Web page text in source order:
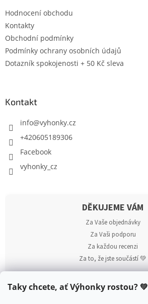
Taky chcete, ať Výhonky rostou? 💚
Hodnocení obchodu
Kontakty
Obchodní podmínky
Podmínky ochrany osobních údajů
Dotazník spokojenosti + 50 Kč sleva
Kontakt
info@vyhonky.cz
+420605189306
Facebook
vyhonky_cz
DĚKUJEME VÁM
Za Vaše objednávky
Za Vaši podporu
Za každou recenzi
Za to, že jste součástí 💚